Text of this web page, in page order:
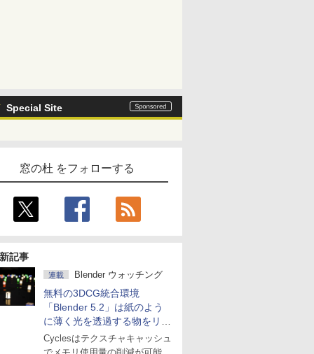
Special Site
窓の杜 をフォローする
記事
連載 Blender ウォッチング
無料の3DCG統合環境
「Blender 5.2」は紙のよう
に薄く光を透過する物をリア
ルに表現
Cyclesはテクスチャキャッシュ